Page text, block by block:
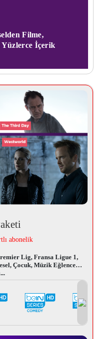
Filme,
Yüzlerce İçerik
abonelik
Lig, Fransa Ligue 1,
Çocuk, Müzik Eğlence